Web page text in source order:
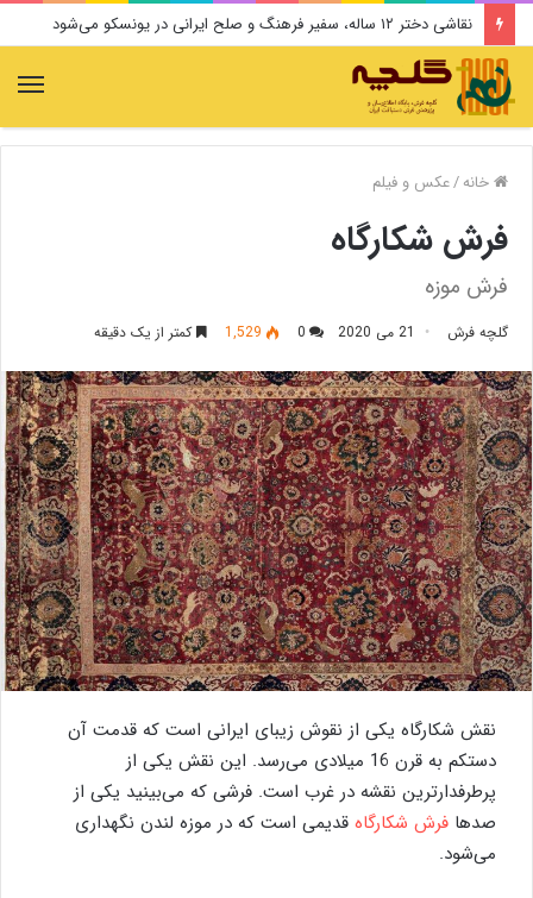
نقاشی دختر ۱۲ ساله، سفیر فرهنگ و صلح ایرانی در یونسکو می‌شود
خانه/عکس و فیلم
فرش شکارگاه
فرش موزه
گلچه فرش 21 می 2020 0
1,529 کمتر از یک دقیقه
نقش شکارگاه یکی از نقوش زیبای ایرانی است که قدمت آن
دستکم به قرن 16 میلادی می‌رسد. این نقش یکی از
پرطرفدارترین نقشه در غرب است. فرشی که می‌بینید یکی از
صدها فرش شکارگاه قدیمی است که در موزه لندن نگهداری
می‌شود.